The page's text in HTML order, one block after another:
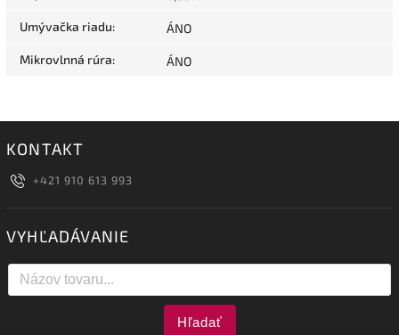
Umývačka riadu: ÁNO
Mikrovlnná rúra: ÁNO
KONTAKT
+421 910 613 993
VYHĽADÁVANIE
Hľadať